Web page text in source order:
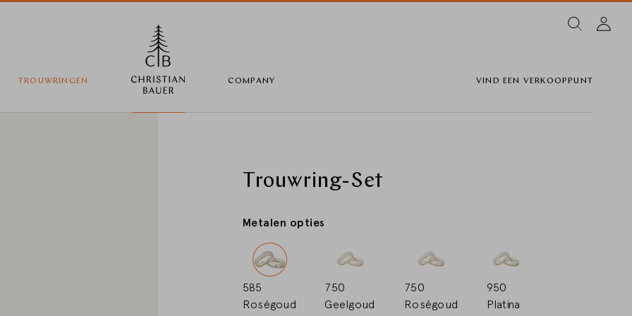
TROUWRINGEN COMPANY VIND EEN VERKOOPPUNT
Trouwring-Set
Metalen opties
585
Roségoud
750
Geelgoud
750
Roségoud
950
Platina